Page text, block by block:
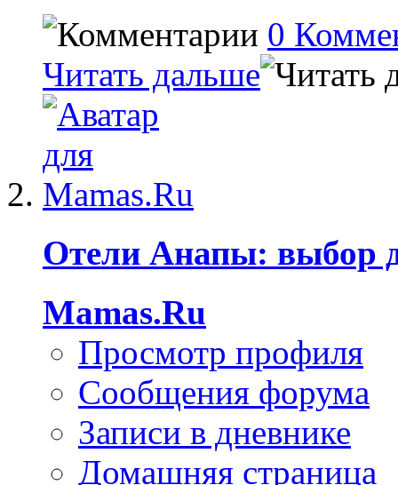
0
Читать дальше
Отели Анапы: выбор
Mamas.Ru
Просмотр профиля
Сообщения форума
Записи в дневнике
Домашняя страница